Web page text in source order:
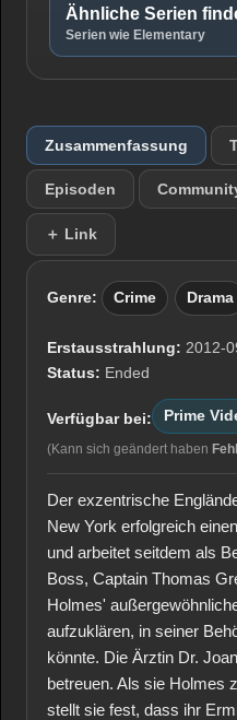
Ähnliche Serien
Serien wie Elementary
Zusammenfassung
Episoden
＋ Link
Genre: Crime Drama
Erstausstrahlung: 2012-
Status: Ended
Verfügbar bei: Prime
(Kann sich geändert haben
Der exzentrische
New York erfolgreich
und arbeitet seitdem als
Boss, Captain Thomas
Holmes'
aufzuklären, in seiner
könnte. Die Ärztin Dr.
betreuen. Als sie Holmes
stellt sie fest, dass ihr